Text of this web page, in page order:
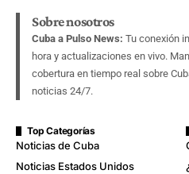
Sobre nosotros
Cuba a Pulso News: Tu conexión
hora y actualizaciones en vivo.
cobertura en tiempo real sobre
noticias 24/7.
Top Categorías
Noticias de Cuba
Noticias Estados Unidos